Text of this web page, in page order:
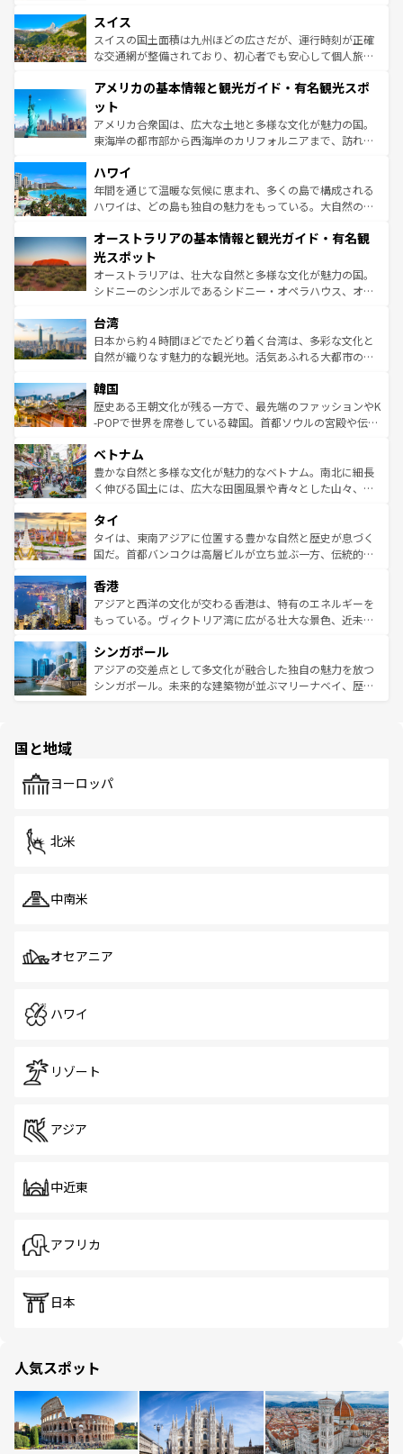
を参照してほしい。
は、お酒好きな人にはぜひ体験してほしい。 なお、新着の
ドイツ情報はコンテンツ一覧を参照してほしい。
リアごとに異なる魅力がある。また、優雅なアフタヌーン
ティー、ビール好きにはたまらない英国パブ、サッカー観
戦など、本場だからこそできる体験も豊富。イギリスを旅
ンツ一覧を参照してほしい。
スイス
スイスの国土面積は九州ほどの広さだが、運行時刻が正確
な交通網が整備されており、初心者でも安心して個人旅行
の建物がそのまま残る町や、スイスならではのユニークな
博物館もあり、アルプス観光だけでなく町歩きも満喫する
ことができる。国民の所得が高いため物価も高いが、旅行
者向けの交通パス提供のサービスもあり、うまく活用すれ
着のスイス情報は
アメリカの基本情報と観光ガイド・有名観光スポ
ット
アメリカ合衆国は、広大な土地と多様な文化が魅力の国。
東海岸の都市部から西海岸のカリフォルニアまで、訪れる
のような巨大都市は、観光、ショッピング、エンターテイ
ンメントが詰まった刺激的なスポットだ。一方、アメリカ
西部には大自然が広がり、グランドキャニオンやイエロー
部のニューオーリンズでは、音楽と美食が融合した独特の
文化が魅力。旅行者はアメリカの各地域で異なる魅力を楽
しみながら、その多様性と豊かな歴史を感じることができ
るだろう。車でのロードトリップや列車の旅も、アメリカ
情報は
ハワイ
年間を通じて温暖な気候に恵まれ、多くの島で構成される
ハワイは、どの島も独自の魅力をもっている。大自然の神
ワイ島は見逃せない。また、定番の観光地といえばオアフ
島だが、静かな自然を求めるならマウイ島やカウアイ島が
おすすめ。エメラルドグリーンに輝く海をはじめ、豊かな
文化や歴史が息づいている。「アロハスピリット」と呼ば
人々、おいしいローカルフードやハワイアンミュージッ
ク、伝統的なフラダンスなど、すべてがハワイの魅力を彩
っている。訪れるたびに新しい発見と感動が待っているハ
はコンテンツ一覧
オーストラリアの基本情報と観光ガイド・有名観
光スポット
オーストラリアは、壮大な自然と多様な文化が魅力の国。
シドニーのシンボルであるシドニー・オペラハウス、オー
リアリーフや大陸中央部にそびえるウルル（エアーズロッ
ク）、タスマニアの美しい原生林やケアンズの熱帯雨林な
ど、見どころがたくさん。また、カフェやワイン、オージ
いる。アクティビティも充実しており、サーフィンやダイ
ビング、ハイキングなど、アウトドア好きにはたまらな
い。オーストラリアの多彩な魅力を存分に味わいつくそ
参照してほしい。
台湾
日本から約４時間ほどでたどり着く台湾は、多彩な文化と
自然が織りなす魅力的な観光地。活気あふれる大都市の台
ン）、静ひつな山岳地帯である台湾東部など、都市の喧騒
と山間の静けさが共存しており、訪れる人に新しい発見と
驚きをもたらしてくれる。また、奥深い台湾の食文化も魅
容にもいいと評判のスイーツなど、バラエティ豊かな料理
が味わえる。 なお、新着の台湾情報は コンテンツ一覧を参
照してほしい。
韓国
歴史ある王朝文化が残る一方で、最先端のファッションやK
-POPで世界を席巻している韓国。首都ソウルの宮殿や伝統
き、地方に足を延ばせば四季折々の自然美を楽しむことが
できる。そして、キムチや焼肉、絶品のストリートフード
まで、さまざまな韓国料理が待っている。夜には、韓国な
リティに包まれながら、韓国の多彩な魅力を心ゆくまで味
わってみてほしい。 なお、新着の韓国情報はコンテンツ一
覧を参照してほしい。
ベトナム
豊かな自然と多様な文化が魅力的なベトナム。南北に細長
く伸びる国土には、広大な田園風景や青々とした山々、世
急速な発展と共に伝統が息づく。ハノイの古い町並みやホ
ーチミン市のフランス統治時代の建物も、独特の雰囲気を
醸し出している。また、バラエティの豊かさとおいしさで
とつ。フォーやバインミー、ベトナムコーヒーなどは、ぜ
ひ現地で味わいたい。どの地域を訪れてもあたたかい人々
が旅行者を迎えてくれるので、きっと忘れられない旅にな
参照してほしい。
タイ
タイは、東南アジアに位置する豊かな自然と歴史が息づく
国だ。首都バンコクは高層ビルが立ち並ぶ一方、伝統的な
の活気が交差している。北部ではチェンマイなどの山岳地
帯で自然と触れ合い、南部ではプーケットやクラビの美し
いビーチでリゾート気分を楽しむことができる。タイ料理
激する。気候は一年中温暖で、どの季節にも異なる楽しみ
が待っている。親しみやすいタイの人々、仏教を中心とし
た文化、そして多様な観光資源が、訪れる旅人を魅了し続
香港
アジアと西洋の文化が交わる香港は、特有のエネルギーを
もっている。ヴィクトリア湾に広がる壮大な景色、近未来
み、どこを訪れても感動するはず。観光スポットが密集し
ており、効率よく見どころを回れるのも魅力。息をのむよ
うな絶景から文化的な体験まで、香港を存分に楽しみ尽く
シンガポール
アジアの交差点として多文化が融合した独自の魅力を放つ
シンガポール。未来的な建築物が並ぶマリーナベイ、歴史
で、ホーカーズは地元の風情を楽しめる外せないスポット
国と地域
ヨーロッパ
北米
中南米
オセアニア
ハワイ
リゾート
アジア
中近東
アフリカ
日本
人気スポット